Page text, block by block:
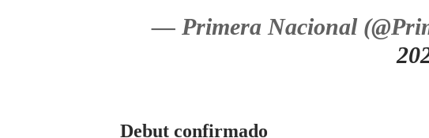
— Primera Nacional
Debut confirmado